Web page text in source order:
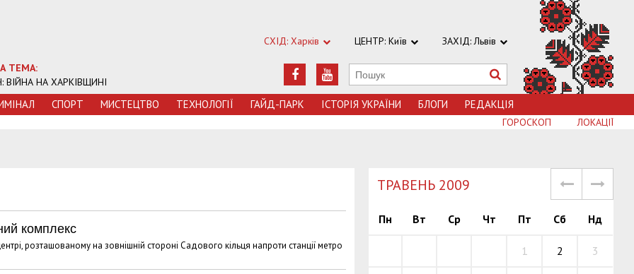
ТЕМА:
ВІЙНА НА ХАРКІВЩИНІ
СХІД: Харків ЦЕНТР: Київ ЗАХІД: Львів
СПОРТ МИСТЕЦТВО ТЕХНОЛОГIЇ ГАЙД-ПАРК ІСТОРІЯ УКРАЇНИ БЛОГИ РЕДАКЦІЯ
ЛОКАЦІЇ
ГОРОСКОП
комплекс
розташованому на зовнішній стороні Садового кільця напроти станції метро
TРАВЕНЬ 2009
Пн Вт Ср Чт Пт Сб Нд
1 2 3